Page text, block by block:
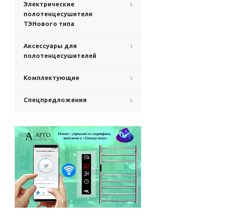
Электрические
полотенцесушители
ТЭНового типа
Аксессуары для
полотенцесушителей
Комплектующие
Спецпредложения